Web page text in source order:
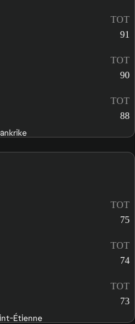
TOT
91
TOT
90
TOT
88
TOT
75
TOT
74
TOT
73
Étienne